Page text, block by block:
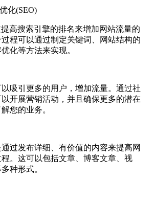
化(SEO)
提高搜索引擎的排名来增加网站流量的
程可以通过制定关键词、网站结构的
化等方法来实现。
吸引更多的用户，增加流量。通过社
开展营销活动，并且确保更多的潜在
您的业务。
过发布详细、有价值的内容来提高网
。这可以包括文章、博客文章、视
种形式。